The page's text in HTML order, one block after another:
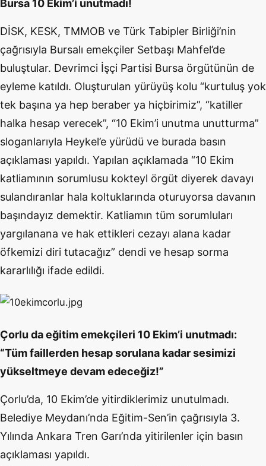
Bursa 10 Ekim’i unutmadı!
DİSK, KESK, TMMOB ve Türk Tabipler Birliği’nin
çağrısıyla Bursalı emekçiler Setbaşı Mahfel’de
buluştular. Devrimci İşçi Partisi Bursa örgütünün de
eyleme katıldı. Oluşturulan yürüyüş kolu “kurtuluş yok
tek başına ya hep beraber ya hiçbirimiz”, “katiller
halka hesap verecek”, “10 Ekim’i unutma unutturma”
sloganlarıyla Heykel’e yürüdü ve burada basın
açıklaması yapıldı. Yapılan açıklamada “10 Ekim
katliamının sorumlusu kokteyl örgüt diyerek davayı
sulandıranlar hala koltuklarında oturuyorsa davanın
başındayız demektir. Katliamın tüm sorumluları
yargılanana ve hak ettikleri cezayı alana kadar
öfkemizi diri tutacağız” dendi ve hesap sorma
kararlılığı ifade edildi.
Çorlu da eğitim emekçileri 10 Ekim’i unutmadı:
“Tüm faillerden hesap sorulana kadar sesimizi
yükseltmeye devam edeceğiz!”
Çorlu’da, 10 Ekim’de yitirdiklerimiz unutulmadı.
Belediye Meydanı’nda Eğitim-Sen’in çağrısıyla 3.
Yılında Ankara Tren Garı’nda yitirilenler için basın
açıklaması yapıldı.